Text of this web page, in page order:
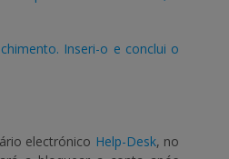
Inseri-o e conclui o
electrónico Help-Desk, no